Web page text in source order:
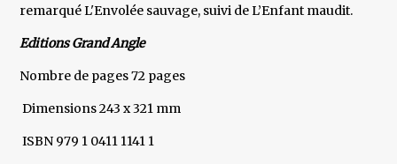
remarqué L'Envolée sauvage, suivi de L’Enfant maudit.
Editions Grand Angle
Nombre de pages 72 pages
Dimensions 243 x 321 mm
ISBN 979 1 0411 1141 1